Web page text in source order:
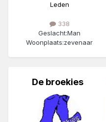
Leden
338
Geslacht:Man
Woonplaats:zevenaar
De broekies